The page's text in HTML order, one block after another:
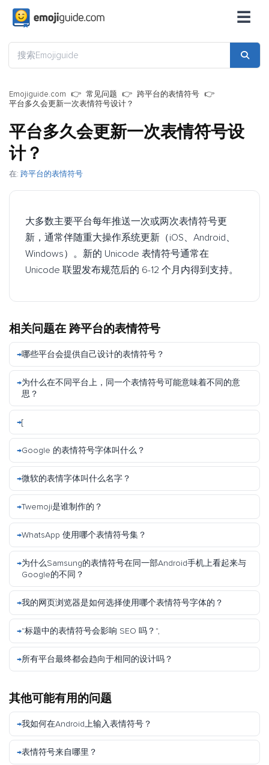
☰
Emojiguide.com 常见问题
跨平台的表情符号
平台多久会更新一次表情符号设计？
平台多久会更新一次表情符号设
计？
在: 跨平台的表情符号
大多数主要平台每年推送一次或两次表情符号更
新，通常伴随重大操作系统更新（iOS、Android、
Windows）。新的 Unicode 表情符号通常在
Unicode 联盟发布规范后的 6-12 个月内得到支持。
相关问题在 跨平台的表情符号
哪些平台会提供自己设计的表情符号？
为什么在不同平台上，同一个表情符号可能意味着不同的意
思？
[
Google 的表情符号字体叫什么？
微软的表情字体叫什么名字？
Twemoji是谁制作的？
WhatsApp 使用哪个表情符号集？
为什么Samsung的表情符号在同一部Android手机上看起来与
Google的不同？
我的网页浏览器是如何选择使用哪个表情符号字体的？
"标题中的表情符号会影响 SEO 吗？",
所有平台最终都会趋向于相同的设计吗？
其他可能有用的问题
我如何在Android上输入表情符号？
表情符号来自哪里？